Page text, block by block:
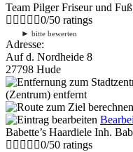
Team Pilger Friseur und
0/50 ratings
► bitte bewerten
Adresse:
Auf d. Nordheide 8
27798 Hude
(Zentrum) entfernt
Babette’s Haardiele Inh.
0/50 ratings